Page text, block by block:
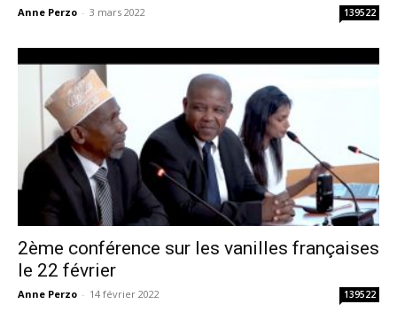
Anne Perzo - 3 mars 2022 139522
2ème conférence sur les vanilles françaises
le 22 février
Anne Perzo - 14 février 2022 139522